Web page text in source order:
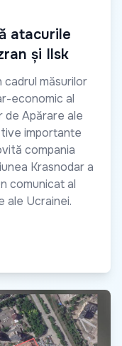
atacurile
și Ilsk
cadrul măsurilor
economic al
de Apărare ale
importante
compania
Krasnodar a
comunicat al
ale Ucrainei.